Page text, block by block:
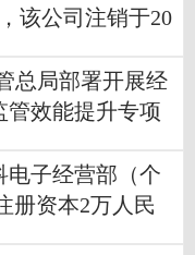
该公司注销于20
总局部署开展经
管效能提升专项
电子经营部（个
册资本2万人民